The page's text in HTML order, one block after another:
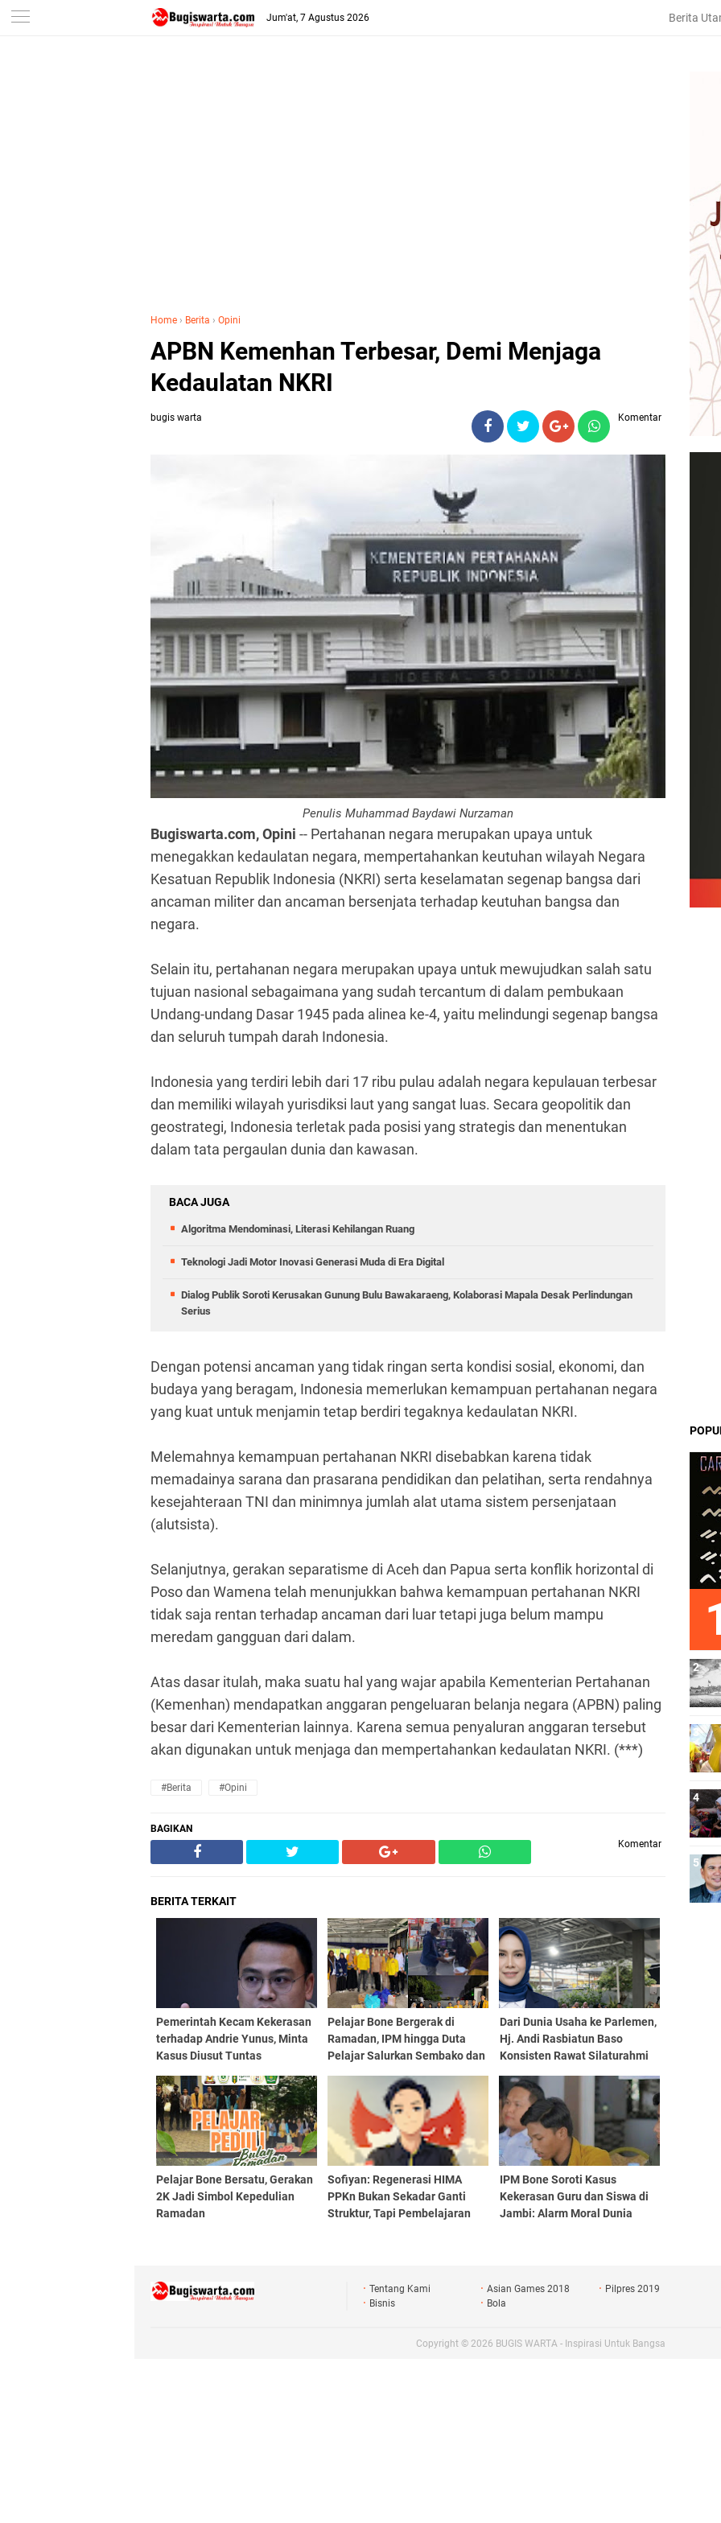
-->
Jum'at, 7 Agustus 2026 Berita
Home › Berita › Opini
APBN Kemenhan Terbesar, Demi Menjaga
Kedaulatan NKRI
bugis warta Komentar
Penulis Muhammad Baydawi Nurzaman
Bugiswarta.com, Opini -- Pertahanan negara merupakan upaya untuk
menegakkan kedaulatan negara, mempertahankan keutuhan wilayah Negara
Kesatuan Republik Indonesia (NKRI) serta keselamatan segenap bangsa dari
ancaman militer dan ancaman bersenjata terhadap keutuhan bangsa dan
negara.
Selain itu, pertahanan negara merupakan upaya untuk mewujudkan salah satu
tujuan nasional sebagaimana yang sudah tercantum di dalam pembukaan
Undang-undang Dasar 1945 pada alinea ke-4, yaitu melindungi segenap bangsa
dan seluruh tumpah darah Indonesia.
Indonesia yang terdiri lebih dari 17 ribu pulau adalah negara kepulauan terbesar
dan memiliki wilayah yurisdiksi laut yang sangat luas. Secara geopolitik dan
geostrategi, Indonesia terletak pada posisi yang strategis dan menentukan
dalam tata pergaulan dunia dan kawasan.
BACA JUGA
Algoritma Mendominasi, Literasi Kehilangan Ruang
Teknologi Jadi Motor Inovasi Generasi Muda di Era Digital
Dialog Publik Soroti Kerusakan Gunung Bulu Bawakaraeng, Kolaborasi Mapala Desak Perlindungan
Serius
Dengan potensi ancaman yang tidak ringan serta kondisi sosial, ekonomi, dan
budaya yang beragam, Indonesia memerlukan kemampuan pertahanan negara
yang kuat untuk menjamin tetap berdiri tegaknya kedaulatan NKRI.
Melemahnya kemampuan pertahanan NKRI disebabkan karena tidak
memadainya sarana dan prasarana pendidikan dan pelatihan, serta rendahnya
kesejahteraan TNI dan minimnya jumlah alat utama sistem persenjataan
(alutsista).
Selanjutnya, gerakan separatisme di Aceh dan Papua serta konflik horizontal di
Poso dan Wamena telah menunjukkan bahwa kemampuan pertahanan NKRI
tidak saja rentan terhadap ancaman dari luar tetapi juga belum mampu
meredam gangguan dari dalam.
Atas dasar itulah, maka suatu hal yang wajar apabila Kementerian Pertahanan
(Kemenhan) mendapatkan anggaran pengeluaran belanja negara (APBN) paling
besar dari Kementerian lainnya. Karena semua penyaluran anggaran tersebut
akan digunakan untuk menjaga dan mempertahankan kedaulatan NKRI. (***)
#Berita #Opini
BAGIKAN
Komentar
BERITA TERKAIT
Pemerintah Kecam Kekerasan
terhadap Andrie Yunus, Minta
Kasus Diusut Tuntas
Pelajar Bone Bergerak di
Ramadan, IPM hingga Duta
Pelajar Salurkan Sembako dan
Dari Dunia Usaha ke Parlemen,
Hj. Andi Rasbiatun Baso
Konsisten Rawat Silaturahmi
Pelajar Bone Bersatu, Gerakan
2K Jadi Simbol Kepedulian
Ramadan
Sofiyan: Regenerasi HIMA
PPKn Bukan Sekadar Ganti
Struktur, Tapi Pembelajaran
IPM Bone Soroti Kasus
Kekerasan Guru dan Siswa di
Jambi: Alarm Moral Dunia
Tentang Kami Asian Games 2018
Pilpres 2019
Bisnis
Bola
Copyright © 2026 BUGIS WARTA - Inspirasi Untuk Bangsa